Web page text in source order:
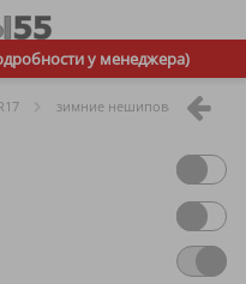
у менеджера)
зимние нешипованные